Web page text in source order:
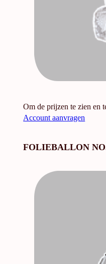
Om de prijzen te zien en
Account aanvragen
FOLIEBALLON